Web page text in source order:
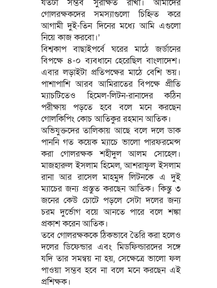
যতটা সম্ভব সুরক্ষিত রাখা। আমাদের
গোলরক্ষকদের সমস্যাগুলো চিহ্নিত করে
আগামী দুই-তিন দিনের মধ্যে আমি এগুলো
নিয়ে কাজ করবো।’
বিশ্বকাপ বাছাইপর্বে ঘরের মাঠে জর্ডানের
বিপক্ষে ৪-০ ব্যবধানে হেরেছিল বাংলাদেশ।
এবার লড়াইটা প্রতিপক্ষের মাঠে বেশি ভয়।
পাশাপাশি আরব আমিরাতের বিপক্ষে প্রীতি
ম্যাচটিতেও হিমেল-লিটন-রানাদের কঠিন
পরীক্ষায় পড়তে হবে বলে মনে করছেন
গোলকিপিং কোচ আতিকুর রহমান আতিক।
অভিযুক্তদের তালিকায় আছে বলে দলে ডাক
পাননি গত কয়েক ম্যাচে ভালো পারফরমেন্স
করা গোলরক্ষক শহীদুল আলম সোহেল।
মাজহারুল ইসলাম হিমেল, আশরাফুল ইসলাম
রানা আর রাসেল মাহমুদ লিটনকে এ দুই
ম্যাচের জন্য প্রস্তুত করছেন আতিক। কিন্তু ৩
জনের কেউ চোটে পড়লে সেটা দলের জন্য
চরম দুর্ভোগ বয়ে আনতে পারে বলে শঙ্কা
প্রকাশ করেন আতিক।
তবে গোলরক্ষককে ঠিকভাবে তৈরি করা হলেও
দলের ডিফেন্ডার এবং মিডফিল্ডারদের সঙ্গে
যদি তার সমন্বয় না হয়, সেক্ষেত্রে ভালো ফল
পাওয়া সম্ভব হবে না বলে মনে করছেন এই
প্রশিক্ষক।